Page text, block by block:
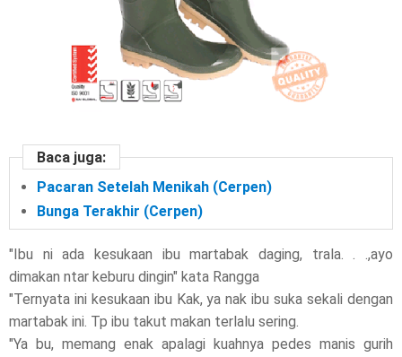
Baca juga:
Pacaran Setelah Menikah (Cerpen)
Bunga Terakhir (Cerpen)
"Ibu ni ada kesukaan ibu martabak daging, trala. . .,ayo
dimakan ntar keburu dingin" kata Rangga
"Ternyata ini kesukaan ibu Kak, ya nak ibu suka sekali dengan
martabak ini. Tp ibu takut makan terlalu sering.
"Ya bu, memang enak apalagi kuahnya pedes manis gurih